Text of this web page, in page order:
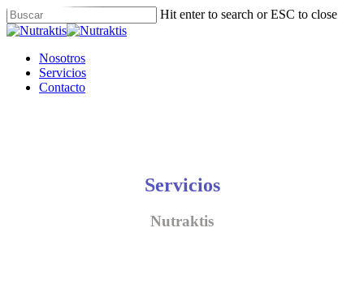
Skip
to
content
Hit enter to search or ESC to close
Close
Menu
Nosotros
Servicios
Contacto
Servicios
Nutraktis